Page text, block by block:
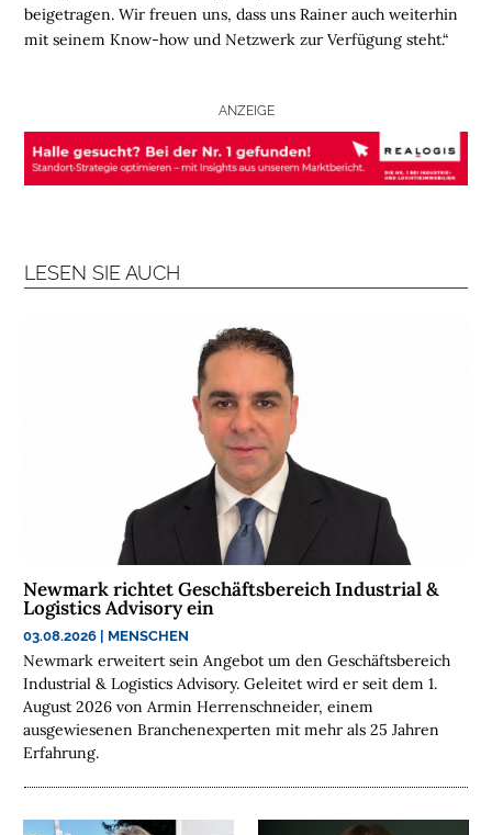
L
O
T
I
G
I
E
N
F
O
N
E
beigetragen. Wir freuen uns, dass uns Rainer auch weiterhin
mit seinem Know-how und Netzwerk zur Verfügung steht.“
ANZEIGE
LESEN SIE AUCH
Newmark richtet Geschäftsbereich Industrial &
Logistics Advisory ein
03.08.2026 MENSCHEN
Newmark erweitert sein Angebot um den Geschäftsbereich
Industrial & Logistics Advisory. Geleitet wird er seit dem 1.
August 2026 von Armin Herrenschneider, einem
ausgewiesenen Branchenexperten mit mehr als 25 Jahren
Erfahrung.